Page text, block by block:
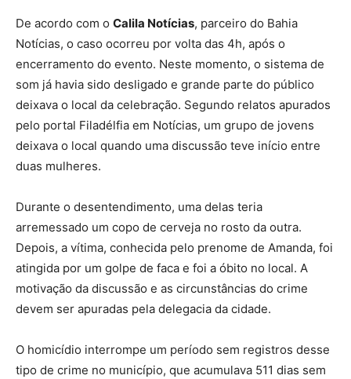
De acordo com o Calila Notícias, parceiro do Bahia
Notícias, o caso ocorreu por volta das 4h, após o
encerramento do evento. Neste momento, o sistema de
som já havia sido desligado e grande parte do público
deixava o local da celebração. Segundo relatos apurados
pelo portal Filadélfia em Notícias, um grupo de jovens
deixava o local quando uma discussão teve início entre
duas mulheres.
Durante o desentendimento, uma delas teria
arremessado um copo de cerveja no rosto da outra.
Depois, a vítima, conhecida pelo prenome de Amanda, foi
atingida por um golpe de faca e foi a óbito no local. A
motivação da discussão e as circunstâncias do crime
devem ser apuradas pela delegacia da cidade.
O homicídio interrompe um período sem registros desse
tipo de crime no município, que acumulava 511 dias sem